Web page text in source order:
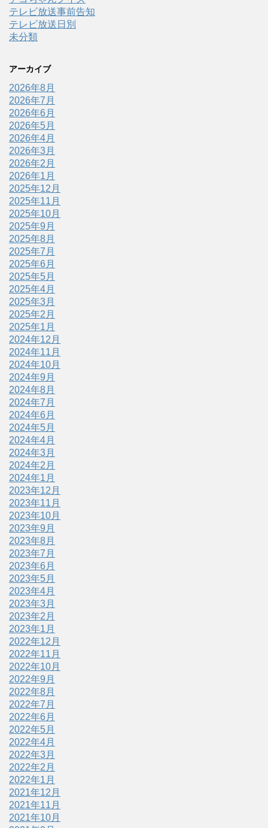
テレビ放送事前告知
テレビ放送日別
未分類
アーカイブ
2026年8月
2026年7月
2026年6月
2026年5月
2026年4月
2026年3月
2026年2月
2026年1月
2025年12月
2025年11月
2025年10月
2025年9月
2025年8月
2025年7月
2025年6月
2025年5月
2025年4月
2025年3月
2025年2月
2025年1月
2024年12月
2024年11月
2024年10月
2024年9月
2024年8月
2024年7月
2024年6月
2024年5月
2024年4月
2024年3月
2024年2月
2024年1月
2023年12月
2023年11月
2023年10月
2023年9月
2023年8月
2023年7月
2023年6月
2023年5月
2023年4月
2023年3月
2023年2月
2023年1月
2022年12月
2022年11月
2022年10月
2022年9月
2022年8月
2022年7月
2022年6月
2022年5月
2022年4月
2022年3月
2022年2月
2022年1月
2021年12月
2021年11月
2021年10月